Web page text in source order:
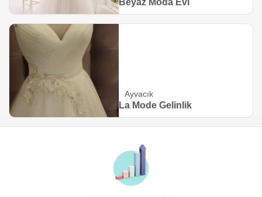
Beyaz Moda Evi
Ayvacık
La Mode Gelinlik